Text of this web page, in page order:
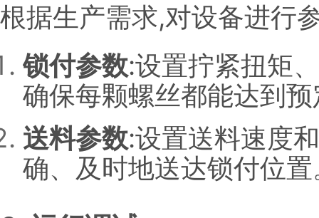
根据生产需求,对设备进行
锁付参数:设置拧紧扭矩
确保每颗螺丝都能达到
送料参数:设置送料速度
确、及时地送达锁付位置